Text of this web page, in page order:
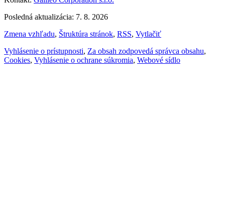
Posledná aktualizácia: 7. 8. 2026
Zmena vzhľadu, Štruktúra stránok, RSS, Vytlačiť
Vyhlásenie o prístupnosti, Za obsah zodpovedá správca obsahu,
Cookies, Vyhlásenie o ochrane súkromia, Webové sídlo